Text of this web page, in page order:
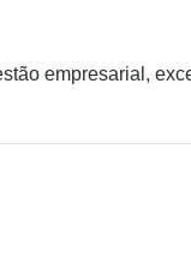
empresarial,